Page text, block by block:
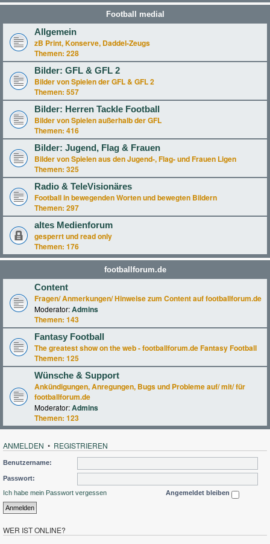
Football medial
Allgemein
zB Print, Konserve, Daddel-Zeugs
Themen: 228
Bilder: GFL & GFL 2
Bilder von Spielen der GFL & GFL 2
Themen: 557
Bilder: Herren Tackle Football
Bilder von Spielen außerhalb der GFL
Themen: 416
Bilder: Jugend, Flag & Frauen
Bilder von Spielen aus den Jugend-, Flag- und Frauen Ligen
Themen: 325
Radio & TeleVisionäres
Football in bewegenden Worten und bewegten Bildern
Themen: 297
altes Medienforum
gesperrt und read only
Themen: 176
footballforum.de
Content
Fragen/ Anmerkungen/ Hinweise zum Content auf footballforum.de
Moderator:Admins
Themen: 143
Fantasy Football
The greatest show on the web - footballforum.de Fantasy Football
Themen: 125
Wünsche & Support
Ankündigungen, Anregungen, Bugs und Probleme auf/ mit/ für
footballforum.de
Moderator:Admins
Themen: 123
ANMELDEN • REGISTRIEREN
Benutzername:
Passwort:
Ich habe mein Passwort vergessen
Angemeldet bleiben
WER IST ONLINE?